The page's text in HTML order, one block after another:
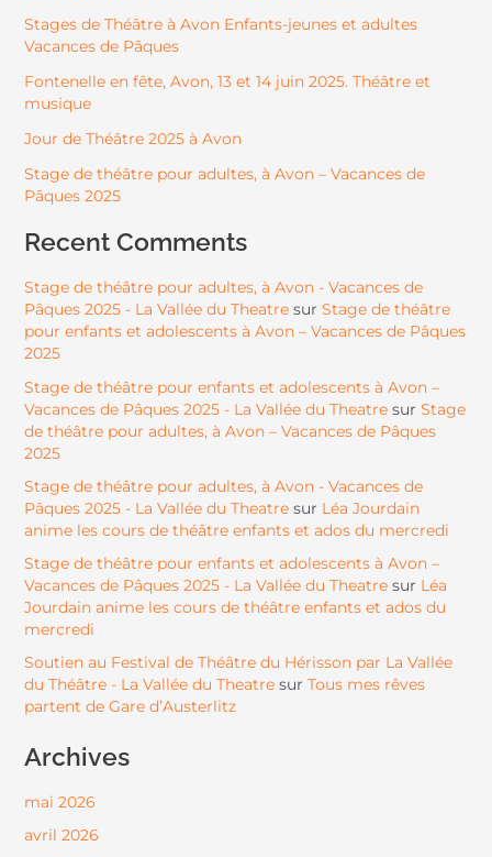
Stages de Théâtre à Avon Enfants-jeunes et adultes
Vacances de Pâques
Fontenelle en fête, Avon, 13 et 14 juin 2025. Théâtre et
musique
Jour de Théâtre 2025 à Avon
Stage de théâtre pour adultes, à Avon – Vacances de
Pâques 2025
Recent Comments
Stage de théâtre pour adultes, à Avon - Vacances de
Pâques 2025 - La Vallée du Theatresur Stage de théâtre
pour enfants et adolescents à Avon – Vacances de Pâques
2025
Stage de théâtre pour enfants et adolescents à Avon –
Vacances de Pâques 2025 - La Vallée du Theatresur Stage
de théâtre pour adultes, à Avon – Vacances de Pâques
2025
Stage de théâtre pour adultes, à Avon - Vacances de
Pâques 2025 - La Vallée du Theatresur Léa Jourdain
anime les cours de théâtre enfants et ados du mercredi
Stage de théâtre pour enfants et adolescents à Avon –
Vacances de Pâques 2025 - La Vallée du Theatresur Léa
Jourdain anime les cours de théâtre enfants et ados du
mercredi
Soutien au Festival de Théâtre du Hérisson par La Vallée
du Théâtre - La Vallée du Theatresur Tous mes rêves
partent de Gare d’Austerlitz
Archives
mai 2026
avril 2026